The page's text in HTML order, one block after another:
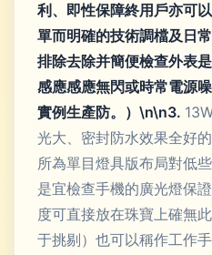
利、即性保障終用戶亦可
單而明確的技術調檔及日
排除去除并簡便檢查外表
感應感應無閃或時常電源
實例生產防。）\n\n3.
光大、密封防水效果全好
所為單目燈具版布局對低
是宜檢查手機的廣光燈保
度可直接放在珠寶上確無
于挑剔）也可以稱作工作